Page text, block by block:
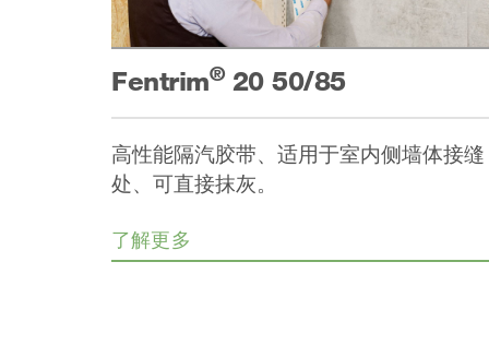
Fentrim®20 50/85
高性能隔汽胶带、适用于室内侧墙体接缝
处、可直接抹灰。
了解更多